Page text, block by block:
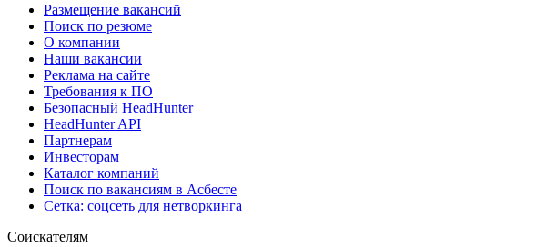
Размещение вакансий
Поиск по резюме
О компании
Наши вакансии
Реклама на сайте
Требования к ПО
Безопасный HeadHunter
HeadHunter API
Партнерам
Инвесторам
Каталог компаний
Поиск по вакансиям в Асбесте
Сетка: соцсеть для нетворкинга
Соискателям